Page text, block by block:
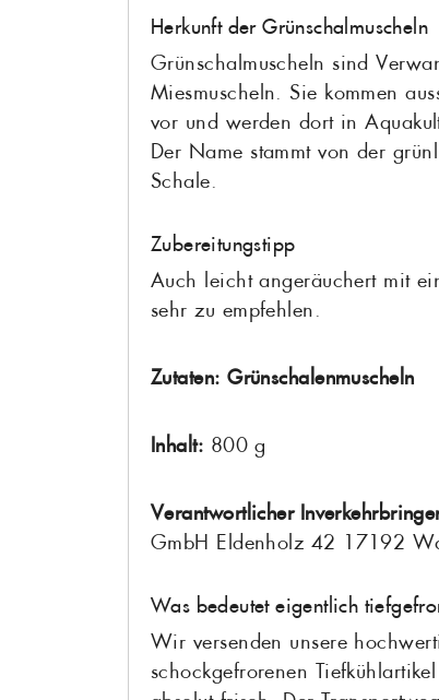
Herkunft der Grünschalmuscheln
Grünschalmuscheln sind
Miesmuscheln. Sie kommen
vor und werden dort in
Der Name stammt von der
Schale.
Zubereitungstipp
Auch leicht angeräuchert mit
sehr zu empfehlen.
Zutaten: Grünschalenmuscheln
Inhalt: 800 g
Verantwortlicher
GmbH Eldenholz 42 17192
Was bedeutet eigentlich
Wir versenden unsere
schockgefrorenen